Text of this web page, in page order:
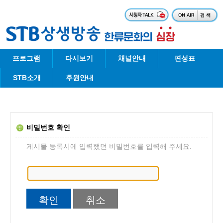
프로그램 다시보기 채널안내 편성표
STB소개 후원안내
비밀번호 확인
게시물 등록시에 입력했던 비밀번호를 입력해 주세요.